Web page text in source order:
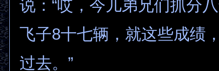
说：“哎，今儿弟兄们抓分
飞子8十七辆，就这些成绩
过去。”